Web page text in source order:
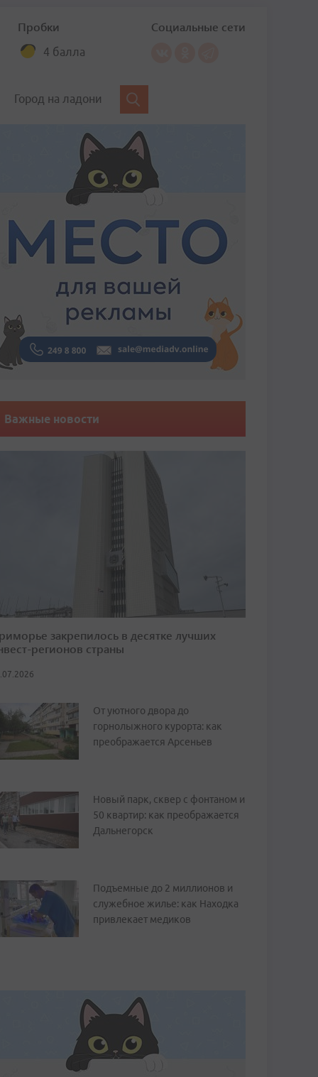
Пробки
4 балла
Социальные сети
Город на ладони
Важные новости
закрепилось в десятке лучших
регионов страны
От уютного двора до
горнолыжного курорта: как
преображается Арсеньев
Новый парк, сквер с фонтаном и
50 квартир: как преображается
Дальнегорск
Подъемные до 2 миллионов и
служебное жилье: как Находка
привлекает медиков